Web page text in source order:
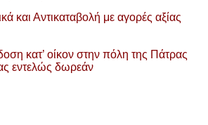
και Αντικαταβολή με αγορές αξίας
κατ’ οίκον στην πόλη της Πάτρας
εντελώς δωρεάν